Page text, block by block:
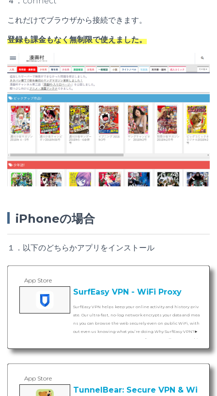
これだけでブラウザから接続できます。
登録も課金もなく無制限で使えました。
iPhoneの場合
１．以下のどちらかアプリをインストール
App Store
‎SurfEasy VPN - WiFi Proxy
‎SurfEasy VPN helps keep your online activity and history priv
ate. Our ultra-fast, no-log network encrypts your data and mea
ns you can browse the web securely even on public WiFi, with
out even us knowing what you’re doing.Why SurfEasy VPN?►
SURF THE WEB ANONYMOUSLYSurfEasy VPN allows you to hi
de…
App Store
‎TunnelBear: Secure VPN & Wi